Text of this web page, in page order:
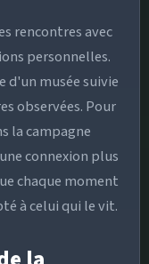
rencontres avec
personnelles.
d'un musée suivie
observées. Pour
la campagne
connexion plus
chaque moment
à celui qui le vit.